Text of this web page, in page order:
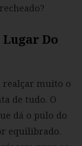
Do
realçar muito o
de tudo. O
dá o pulo do
equilibrado.